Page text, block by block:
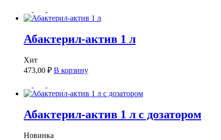
Абактерил-актив 1 л
Хит
473,00 ₽ В корзину
Абактерил-актив 1 л с дозатором
Новинка